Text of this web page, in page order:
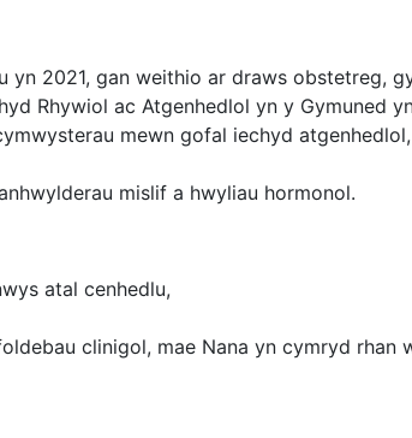
2021, gan weithio ar draws obstetreg,
Rhywiol ac Atgenhedlol yn y Gymuned
mewn gofal iechyd
mislif a hwyliau hormonol.
atal cenhedlu,
clinigol, mae Nana yn cymryd